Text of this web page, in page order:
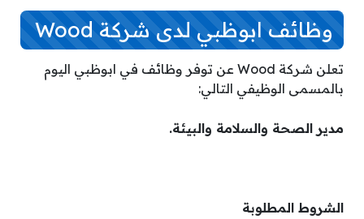
وظائف ابوظبي لدى شركة Wood
تعلن شركة Wood عن توفر وظائف في ابوظبي اليوم
بالمسمى الوظيفي التالي:
مدير الصحة والسلامة والبيئة.
الشروط المطلوبة